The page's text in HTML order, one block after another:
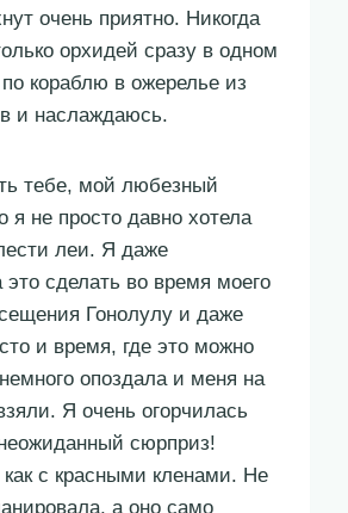
очень приятно. Никогда
орхидей сразу в одном
кораблю в ожерелье из
и наслаждаюсь.
тебе, мой любезный
я не просто давно хотела
леи. Я даже
это сделать во время моего
Гонолулу и даже
и время, где это можно
опоздала и меня на
Я очень огорчилась
сюрприз!
как с красными кленами. Не
а оно само